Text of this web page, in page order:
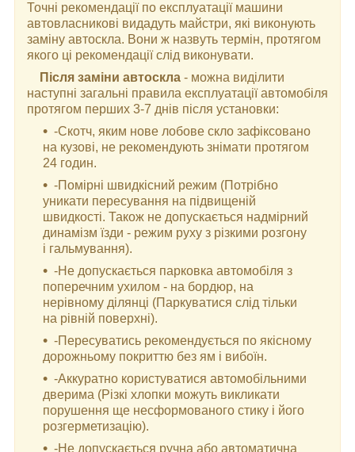
Точні рекомендації по експлуатації машини
автовласникові видадуть майстри, які виконують
заміну автоскла. Вони ж назвуть термін, протягом
якого ці рекомендації слід виконувати.
Після заміни автоскла - можна виділити
наступні загальні правила експлуатації автомобіля
протягом перших 3-7 днів після установки:
-Скотч, яким нове лобове скло зафіксовано
на кузові, не рекомендують знімати протягом
24 годин.
-Помірні швидкісний режим (Потрібно
уникати пересування на підвищеній
швидкості. Також не допускається надмірний
динамізм їзди - режим руху з різкими розгону
і гальмування).
-Не допускається парковка автомобіля з
поперечним ухилом - на бордюр, на
нерівному ділянці (Паркуватися слід тільки
на рівній поверхні).
-Пересуватись рекомендується по якісному
дорожньому покриттю без ям і вибоїн.
-Аккуратно користуватися автомобільними
дверима (Різкі хлопки можуть викликати
порушення ще несформованого стику і його
розгерметизацію).
-Не допускається ручна або автоматична